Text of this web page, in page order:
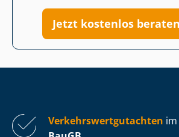
Jetzt kostenlos
Ver­kehrs­wert­gut­ach­ten im